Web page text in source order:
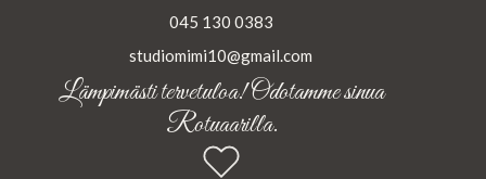
045 130 0383
studiomimi10@gmail.com
Lämpimästi tervetuloa! Odotamme sinua
Rotuaarilla.